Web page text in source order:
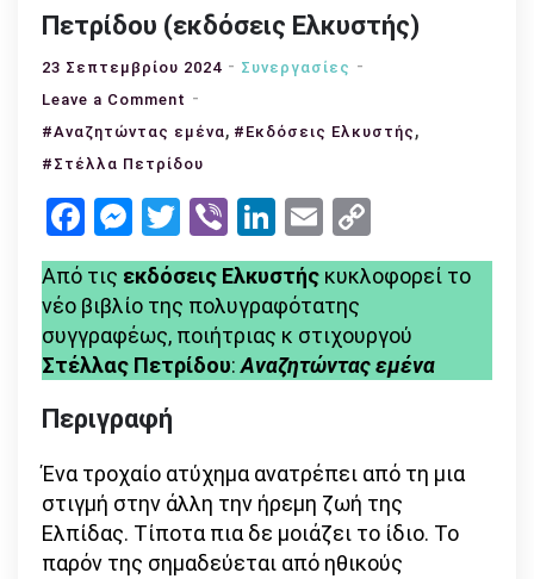
Πετρίδου (εκδόσεις Ελκυστής)
23 Σεπτεμβρίου 2024
Συνεργασίες
Leave a Comment on
Αναζητώντας
της
Πετρίδου
(εκδόσεις
Ελκυστής)
#Αναζητώντας εμένα, #Εκδόσεις Ελκυστής ,
#Στέλλα Πετρίδου
Facebook
Messenger
Twitter
ViberLinkedIn
Email
Link
Από τις εκδόσεις Ελκυστής κυκλοφορεί το
νέο βιβλίο της πολυγραφότατης
συγγραφέως, ποιήτριας κ στιχουργού
Στέλλας Πετρίδου:Αναζητώντας εμένα
Περιγραφή
Ένα τροχαίο ατύχημα ανατρέπει από τη μια
στιγμή στην άλλη την ήρεμη ζωή της
Ελπίδας. Τίποτα πια δε μοιάζει το ίδιο. Το
παρόν της σημαδεύεται από ηθικούς